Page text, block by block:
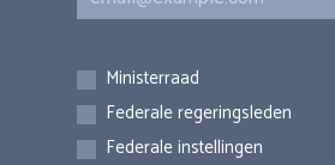
Inschrijvingen
Ministerraad
Federale regeringsleden
Federale instellingen